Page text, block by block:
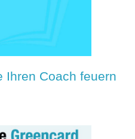
Ihren Coach feuern